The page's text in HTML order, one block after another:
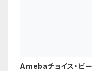
Amebaチョイス・ビ